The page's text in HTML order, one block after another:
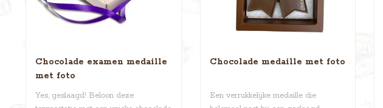
Chocolade examen medaille
met foto
Yes, geslaagd! Beloon deze
Chocolade medaille met foto
Een verrukkelijke medaille die